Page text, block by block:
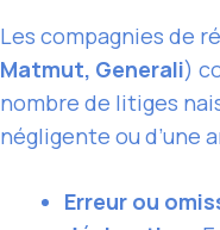
Les compagnies de
Matmut, Generali)
nombre de litiges
négligente ou d’une
Erreur ou